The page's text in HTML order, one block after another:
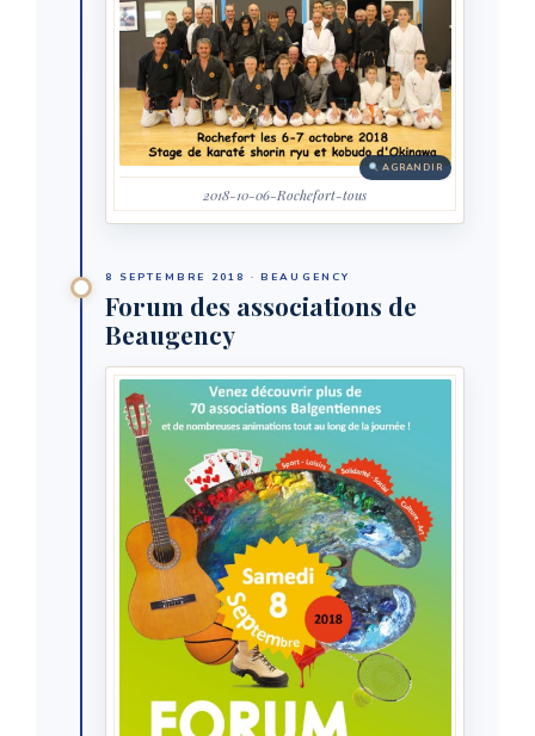
AGRANDIR
2018-10-06-Rochefort-tous
8 SEPTEMBRE 2018 · BEAUGENCY
Forum des associations de
Beaugency